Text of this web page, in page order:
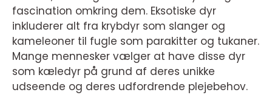
fascination omkring dem. Eksotiske dyr
inkluderer alt fra krybdyr som slanger og
kameleoner til fugle som parakitter og tukaner.
Mange mennesker vælger at have disse dyr
som kæledyr på grund af deres unikke
udseende og deres udfordrende plejebehov.